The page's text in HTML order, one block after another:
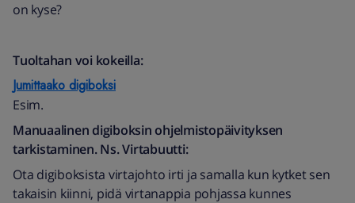
on kyse?
Tuoltahan voi kokeilla:
Jumittaako digiboksi
Esim.
Manuaalinen digiboksin ohjelmistopäivityksen
tarkistaminen. Ns. Virtabuutti:
Ota digiboksista virtajohto irti ja samalla kun kytket sen
takaisin kiinni, pidä virtanappia pohjassa kunnes